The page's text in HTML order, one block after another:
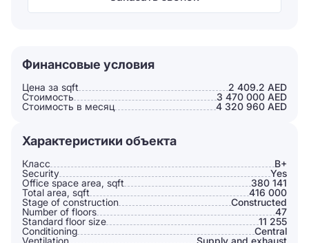
Финансовые условия
Цена за sqft
2 409.2 AED
Стоимость
3 470 000 AED
Стоимость в месяц
4 320 960 AED
Характеристики объекта
Класс
B+
Security
Yes
Office space area, sqft
380 141
Total area, sqft
416 000
Stage of construction
Constructed
Number of floors
47
Standard floor size
11 255
Conditioning
Сentral
Ventilation
Supply and exhaust